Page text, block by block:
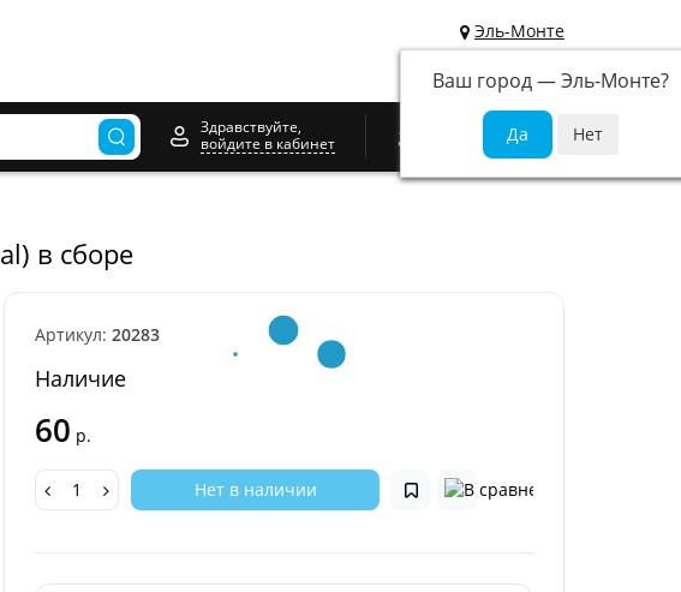
Эль-Монте
Ваш город —Эль-Монте?
Здравствуйте,
войдите в кабинет
0
в сборе
Артикул: 20283
Наличие
60 р.
Нет в наличии